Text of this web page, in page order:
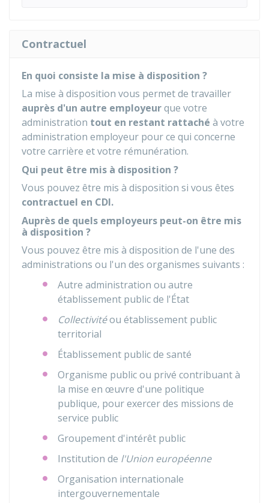
Contractuel
En quoi consiste la mise à disposition ?
La mise à disposition vous permet de travailler
auprès d'un autre employeurque votre
administration tout en restant rattaché à votre
administration employeur pour ce qui concerne
votre carrière et votre rémunération.
Qui peut être mis à disposition ?
Vous pouvez être mis à disposition si vous êtes
contractuel en CDI.
Auprès de quels employeurs peut-on être mis
à disposition ?
Vous pouvez être mis à disposition de l'une des
administrations ou l'un des organismes suivants :
Autre administration ou autre
établissement public de l'État
Collectivitéou établissement public
territorial
Établissement public de santé
Organisme public ou privé contribuant à
la mise en œuvre d'une politique
publique, pour exercer des missions de
service public
Groupement d'intérêt public
Institution de l'Union européenne
Organisation internationale
intergouvernementale